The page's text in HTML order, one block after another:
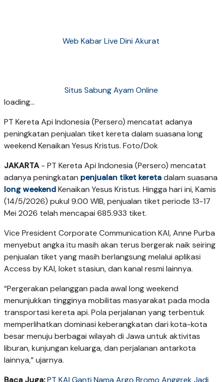
Web Kabar Live Dini Akurat
Situs Sabung Ayam Online
loading...
PT Kereta Api Indonesia (Persero) mencatat adanya
peningkatan penjualan tiket kereta dalam suasana long
weekend Kenaikan Yesus Kristus. Foto/Dok
JAKARTA - PT Kereta Api Indonesia (Persero) mencatat
adanya peningkatan penjualan tiket keretadalam suasana
long weekendKenaikan Yesus Kristus. Hingga hari ini, Kamis
(14/5/2026) pukul 9.00 WIB, penjualan tiket periode 13-17
Mei 2026 telah mencapai 685.933 tiket.
Vice President Corporate Communication KAI, Anne Purba
menyebut angka itu masih akan terus bergerak naik seiring
penjualan tiket yang masih berlangsung melalui aplikasi
Access by KAI, loket stasiun, dan kanal resmi lainnya.
“Pergerakan pelanggan pada awal long weekend
menunjukkan tingginya mobilitas masyarakat pada moda
transportasi kereta api. Pola perjalanan yang terbentuk
memperlihatkan dominasi keberangkatan dari kota-kota
besar menuju berbagai wilayah di Jawa untuk aktivitas
liburan, kunjungan keluarga, dan perjalanan antarkota
lainnya,” ujarnya.
Baca Juga:PT KAI Ganti Nama Argo Bromo Anggrek Jadi